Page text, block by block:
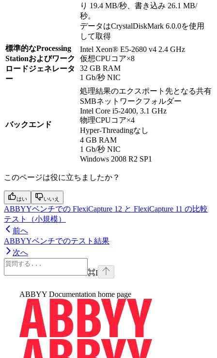
り 19.4 MB/秒、書き込み 26.1 MB/
秒。
データはCrystalDiskMark 6.0.0を使用
して取得
標準的なProcessing
Stationおよびワーク
ロードジェネレータ
ー
Intel Xeon® E5-2680 v4 2.4 GHz
仮想CPUコア×8
32 GB RAM
1 Gb/秒 NIC
バックエンド
処理結果のエクスポート先となる共有
SMBネットワークフォルダー
Intel Core i5-2400, 3.1 GHz
物理CPUコア×4
Hyper-Threadingなし
4 GB RAM
1 Gb/秒 NIC
Windows 2008 R2 SP1
このページは役に立ちましたか？
はい いいえ
ABBYYベンチでの FlexiCapture 12 と FlexiCapture 11 の比較
テスト（小規模）
前へ
ABBYYベンチでのテスト結果
次へ
⌘I
ABBYY Documentation home page